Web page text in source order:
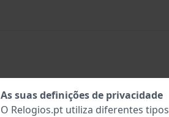
As suas definições de privacidade
O Relogios.pt utiliza diferentes tipos